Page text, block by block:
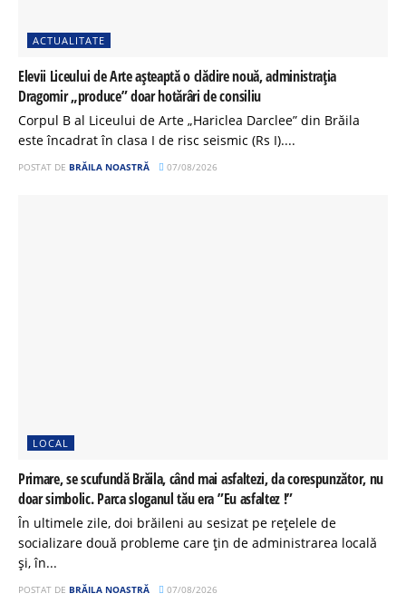
ACTUALITATE
Elevii Liceului de Arte așteaptă o clădire nouă, administrația
Dragomir „produce” doar hotărâri de consiliu
Corpul B al Liceului de Arte „Hariclea Darclee” din Brăila
este încadrat în clasa I de risc seismic (Rs I)....
POSTAT DE BRĂILA NOASTRĂ 07/08/2026
LOCAL
Primare, se scufundă Brăila, când mai asfaltezi, da corespunzător, nu
doar simbolic. Parca sloganul tău era ”Eu asfaltez !”
În ultimele zile, doi brăileni au sesizat pe rețelele de
socializare două probleme care țin de administrarea locală
și, în...
POSTAT DE BRĂILA NOASTRĂ 07/08/2026